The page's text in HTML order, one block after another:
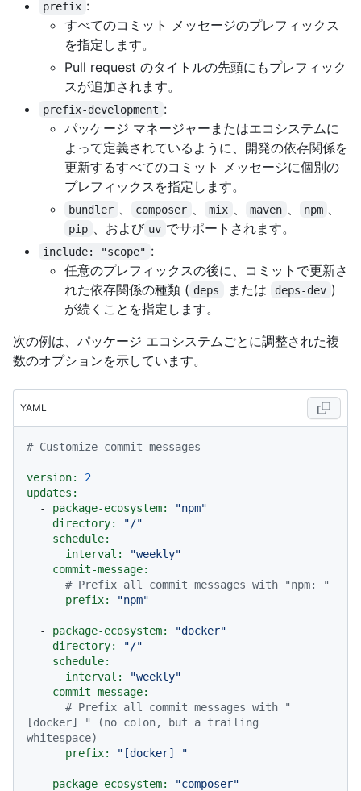
prefix :
すべてのコミット メッセージのプレフィックス
を指定します。
Pull request のタイトルの先頭にもプレフィック
スが追加されます。
prefix-development :
パッケージ マネージャーまたはエコシステムに
よって定義されているように、開発の依存関係を
更新するすべてのコミット メッセージに個別の
プレフィックスを指定します。
bundler composer mix maven npm
pip 、および uv でサポートされます。
include: "scope" :
任意のプレフィックスの後に、コミットで更新さ
れた依存関係の種類 ( deps または deps-dev )
が続くことを指定します。
次の例は、パッケージ エコシステムごとに調整された複
数のオプションを示しています。
YAML
# Customize commit messages
version:
2
updates:
-
package-ecosystem:
"npm"
directory:
"/"
schedule:
interval:
"weekly"
commit-message:
# Prefix all commit messages with "npm: "
prefix:
"npm"
- package-ecosystem:
"docker"
directory:
"/"
schedule:
interval:
"weekly"
commit-message:
# Prefix all commit messages with "
[docker] " (no colon, but a trailing
whitespace)
prefix:
"[docker] "
- package-ecosystem:
"composer"